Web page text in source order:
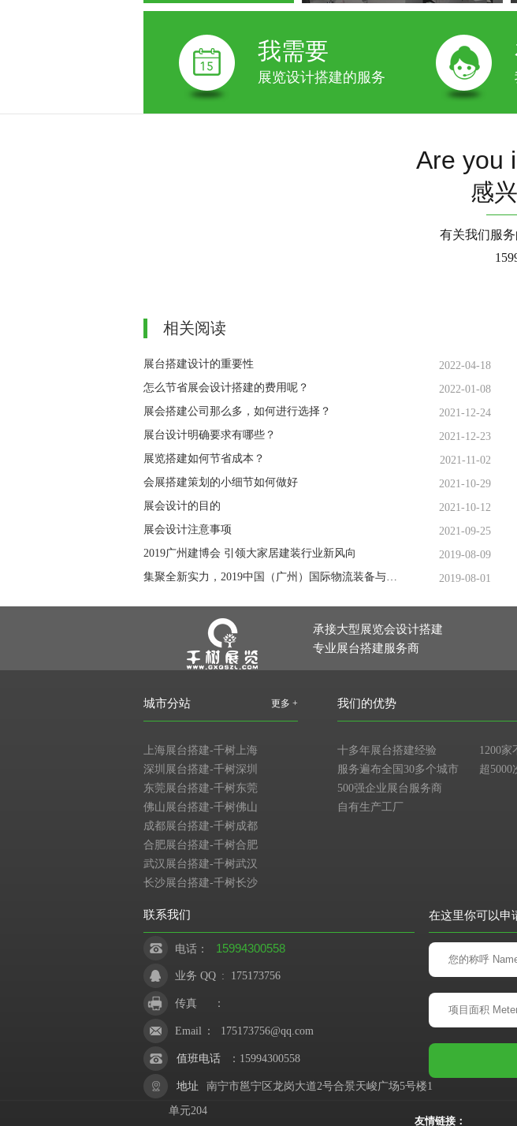
我需要
展览设计搭建的服务
Are you
感
有关我们服
相关阅读
展台搭建设计的重要性
2022-04-18
怎么节省展会设计搭建的费用呢？
2022-01-08
展会搭建公司那么多，如何进行选择？
2021-12-24
展台设计明确要求有哪些？
2021-12-23
展览搭建如何节省成本？
2021-11-02
会展搭建策划的小细节如何做好
2021-10-29
展会设计的目的
2021-10-12
展会设计注意事项
2021-09-25
2019广州建博会 引领大家居建装行业新风向
2019-08-09
2019-08-01
承接大型展览会设计搭建
专业展台搭建服务商
更多 +
城市分站
上海展台搭建-千树上海
深圳展台搭建-千树深圳
东莞展台搭建-千树东莞
佛山展台搭建-千树佛山
成都展台搭建-千树成都
合肥展台搭建-千树合肥
武汉展台搭建-千树武汉
长沙展台搭建-千树长沙
我们的优势
十多年展台搭建经验
服务遍布全国30多个城市
500强企业展台服务商
自有生产工厂
1200家
超5000
联系我们
电话： 15994300558
业务 QQ : 175173756
传真 ：
Email ： 175173756@qq.com
值班电话 ： 15994300558
地址 南宁市邕宁区龙岗大道2号合景天峻广场5号楼1
单元204
在这里你可以申
友情链接：